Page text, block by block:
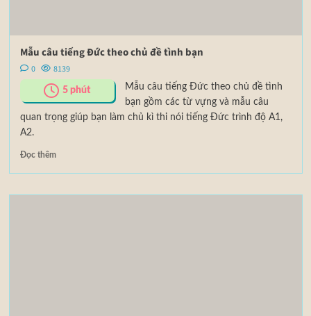
Mẫu câu tiếng Đức theo chủ đề tình bạn
0 8139
5 phút
Mẫu câu tiếng Đức theo chủ đề tình
bạn gồm các từ vựng và mẫu câu
quan trọng giúp bạn làm chủ kì thi nói tiếng Đức trình độ A1,
A2.
Đọc thêm